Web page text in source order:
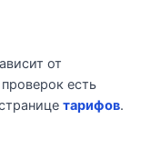
от
есть
тарифов.